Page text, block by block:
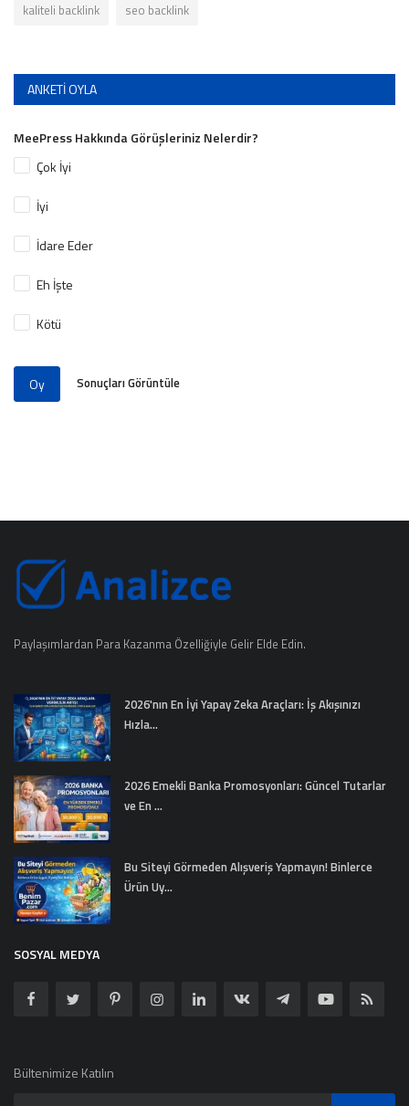
kaliteli backlink seo backlink
ANKETI OYLA
MeePress Hakkında Görüşleriniz Nelerdir?
Çok İyi
İyi
İdare Eder
Eh İşte
Kötü
Oy Sonuçları Görüntüle
Paylaşımlardan Para Kazanma Özelliğiyle Gelir Elde Edin.
2026'nın En İyi Yapay Zeka Araçları: İş Akışınızı
Hızla...
2026 Emekli Banka Promosyonları: Güncel Tutarlar
ve En ...
Bu Siteyi Görmeden Alışveriş Yapmayın! Binlerce
Ürün Uy...
SOSYAL MEDYA
Bültenimize Katılın